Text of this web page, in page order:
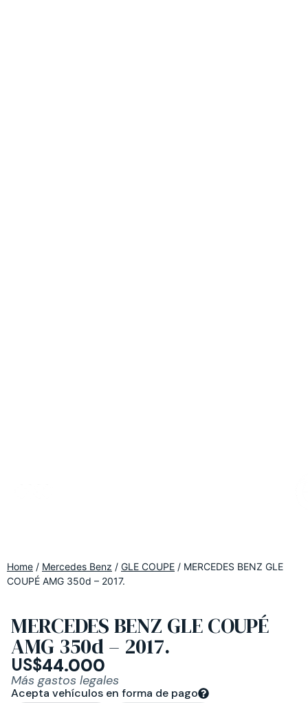
Home / Mercedes Benz / GLE COUPE / MERCEDES BENZ GLE
COUPÉ AMG 350d – 2017.
MERCEDES BENZ GLE COUPÉ
AMG 350d – 2017.
US$44.000
Más gastos legales
Acepta vehículos en forma de pago